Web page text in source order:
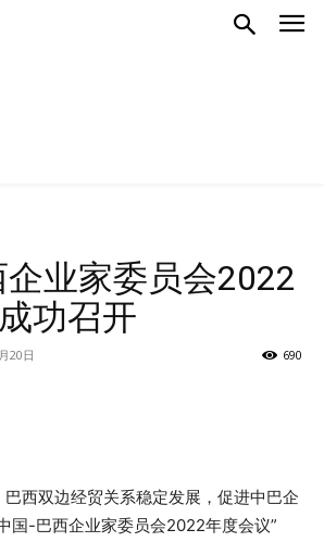
业家委员会2022
功召开
20日 690
西双边经贸关系稳定发展，促进中巴企
国-巴西企业家委员会2022年度会议”